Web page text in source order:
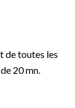
de toutes les
20 mn.